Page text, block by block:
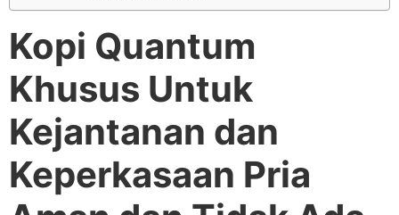
Kopi Quantum
Khusus Untuk
Kejantanan dan
Keperkasaan Pria